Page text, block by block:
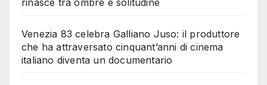
rinasce tra ombre e solitudine
Venezia 83 celebra Galliano Juso: il produttore
che ha attraversato cinquant’anni di cinema
italiano diventa un documentario